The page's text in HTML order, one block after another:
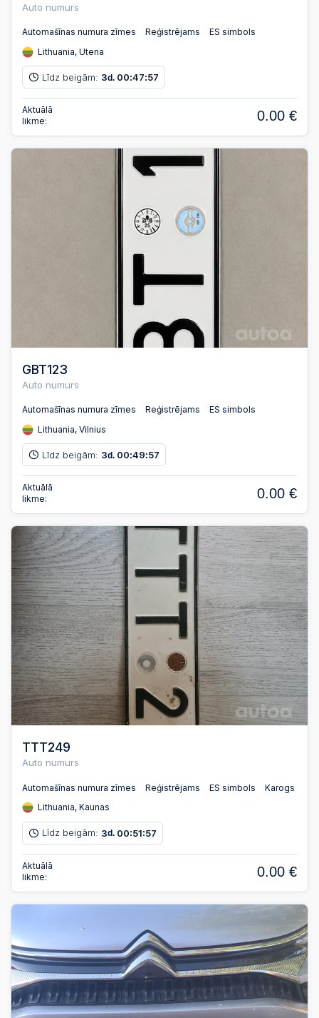
Auto numurs
Automašīnas numura zīmes Reģistrējams
ES simbols
Lithuania, Utena
Līdz beigām: 3d. 00:47:56
Aktuālā
likme:
0.00 €
GBT123
Auto numurs
Automašīnas numura zīmes Reģistrējams
ES simbols
Lithuania, Vilnius
Līdz beigām: 3d. 00:49:56
Aktuālā
likme:
0.00 €
TTT249
Auto numurs
Automašīnas numura zīmes Reģistrējams ES simbols
Karogs
Lithuania, Kaunas
Līdz beigām: 3d. 00:51:56
Aktuālā
likme:
0.00 €